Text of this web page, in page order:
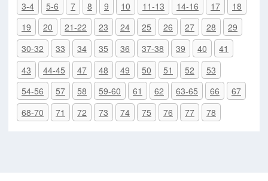
3-4 5-6 7 8 9 10 11-13 14-16 17
18
19
20 21-22 23 24 25 26 27 28
29
30-32
33 34 35 36 37-38 39 40
41
43
44-45 47 48 49 50 51 52
53
54-56
57 58 59-60 61 62 63-65 66
67
68-70
71 72 73 74 75 76 77 78